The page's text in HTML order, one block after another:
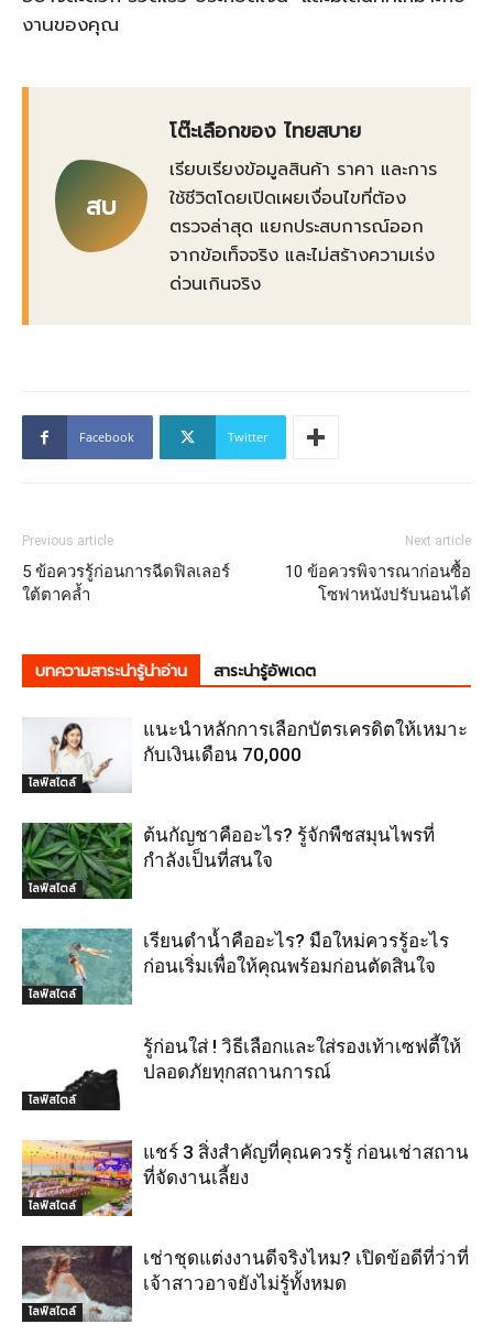
งานของคุณ
สบ
โต๊ะเลือกของ ไทยสบาย
เรียบเรียงข้อมูลสินค้า ราคา และการ
ใช้ชีวิตโดยเปิดเผยเงื่อนไขที่ต้อง
ตรวจล่าสุด แยกประสบการณ์ออก
จากข้อเท็จจริง และไม่สร้างความเร่ง
ด่วนเกินจริง
Facebook Twitter
Previous article
5 ข้อควรรู้ก่อนการฉีดฟิลเลอร์
ใต้ตาคล้ำ
Next article
10 ข้อควรพิจารณาก่อนซื้อ
โซฟาหนังปรับนอนได้
บทความสาระน่ารู้น่าอ่าน สาระน่ารู้อัพเดต
ไลฟ์สไตล์
แนะนำหลักการเลือกบัตรเครดิตให้เหมาะ
กับเงินเดือน 70,000
ไลฟ์สไตล์
ต้นกัญชาคืออะไร? รู้จักพืชสมุนไพรที่
กำลังเป็นที่สนใจ
ไลฟ์สไตล์
เรียนดำน้ำคืออะไร? มือใหม่ควรรู้อะไร
ก่อนเริ่มเพื่อให้คุณพร้อมก่อนตัดสินใจ
ไลฟ์สไตล์
รู้ก่อนใส่ ! วิธีเลือกและใส่รองเท้าเซฟตี้ให้
ปลอดภัยทุกสถานการณ์
ไลฟ์สไตล์
แชร์ 3 สิ่งสำคัญที่คุณควรรู้ ก่อนเช่าสถาน
ที่จัดงานเลี้ยง
ไลฟ์สไตล์
เช่าชุดแต่งงานดีจริงไหม? เปิดข้อดีที่ว่าที่
เจ้าสาวอาจยังไม่รู้ทั้งหมด